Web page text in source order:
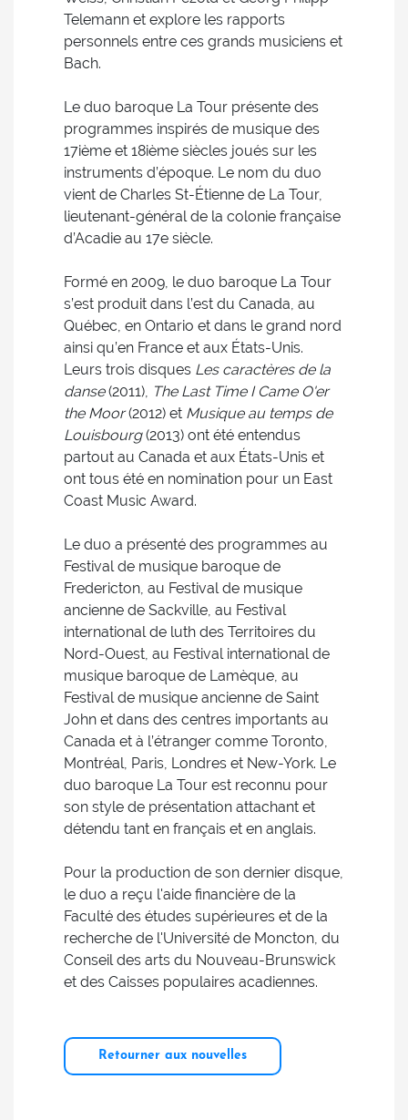
Telemann et explore les rapports
personnels entre ces grands musiciens et
Bach.
Le duo baroque La Tour présente des
programmes inspirés de musique des
17ième et 18ième siècles joués sur les
instruments d’époque. Le nom du duo
vient de Charles St-Étienne de La Tour,
lieutenant-général de la colonie française
d’Acadie au 17e siècle.
Formé en 2009, le duo baroque La Tour
s’est produit dans l’est du Canada, au
Québec, en Ontario et dans le grand nord
ainsi qu’en France et aux États-Unis.
Leurs trois disques Les caractères de la
danse(2011), The Last Time I Came O'er
the Moor(2012) et Musique au temps de
Louisbourg(2013) ont été entendus
partout au Canada et aux États-Unis et
ont tous été en nomination pour un East
Coast Music Award.
Le duo a présenté des programmes au
Festival de musique baroque de
Fredericton, au Festival de musique
ancienne de Sackville, au Festival
international de luth des Territoires du
Nord-Ouest, au Festival international de
musique baroque de Lamèque, au
Festival de musique ancienne de Saint
John et dans des centres importants au
Canada et à l’étranger comme Toronto,
Montréal, Paris, Londres et New-York. Le
duo baroque La Tour est reconnu pour
son style de présentation attachant et
détendu tant en français et en anglais.
Pour la production de son dernier disque,
le duo a reçu l'aide financière de la
Faculté des études supérieures et de la
recherche de l'Université de Moncton, du
Conseil des arts du Nouveau-Brunswick
et des Caisses populaires acadiennes.
Retourner aux nouvelles